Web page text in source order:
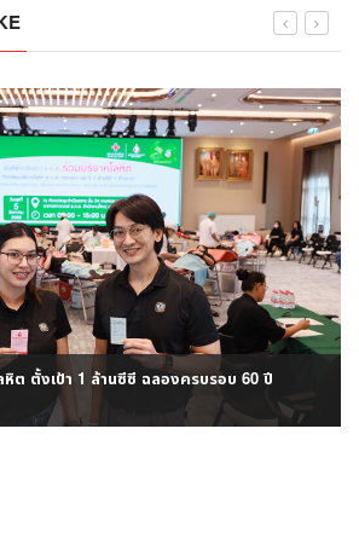
หิต ตั้งเป้า 1 ล้านซีซี ฉลองครบรอบ 60 ปี